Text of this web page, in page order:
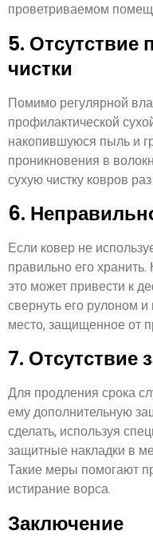
проветриваемом
5. Отсутствие
чистки
Помимо регулярной
профилактической
накопившуюся пыль и
проникновения в
сухую чистку ковров
6.
Если ковер не
правильно его хранить.
это может привести к
свернуть его рулоном
место, защищенное от
7. Отсутствие
Для продления срока
ему дополнительную
сделать, используя
защитные накладки в
Такие меры помогают
истирание ворса.
Заключение